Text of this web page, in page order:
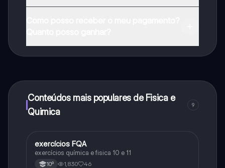
Conteúdos mais populares de Fisica e
Quimica
9
Fisica e Quimica
exercícios FQA
exercícios química e fisica 10 e 11
10º 1,830 46